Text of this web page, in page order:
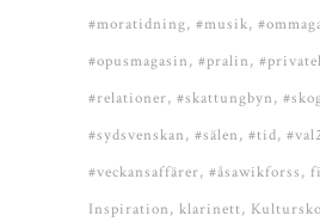
#moratidning #musik
#opusmagasin #pralin
#relationer #skattungbyn
#sydsvenskan #sälen #tid
#veckansaffärer #åsawikforss
Inspiration klarinett